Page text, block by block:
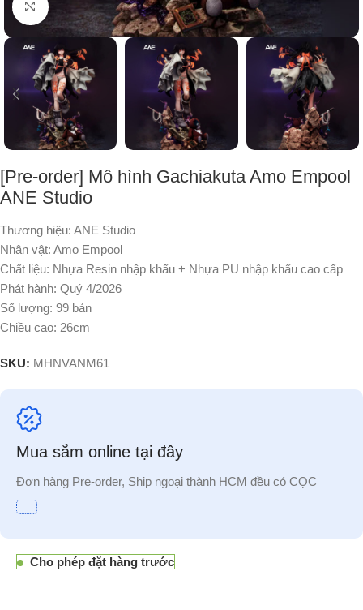
Nhấp để phóng to
[Pre-order] Mô hình Gachiakuta Amo Empool
ANE Studio
Thương hiệu: ANE Studio
Nhân vật: Amo Empool
Chất liệu: Nhựa Resin nhập khẩu + Nhựa PU nhập khẩu cao cấp
Phát hành: Quý 4/2026
Số lượng: 99 bản
Chiều cao: 26cm
SKU: MHNVANM61
Mua sắm online tại đây
Đơn hàng Pre-order, Ship ngoại thành HCM đều có CỌC
Cho phép đặt hàng trước